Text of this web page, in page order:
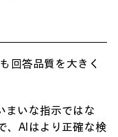
回答品質を大きく
まいな指示ではな
、AIはより正確な検